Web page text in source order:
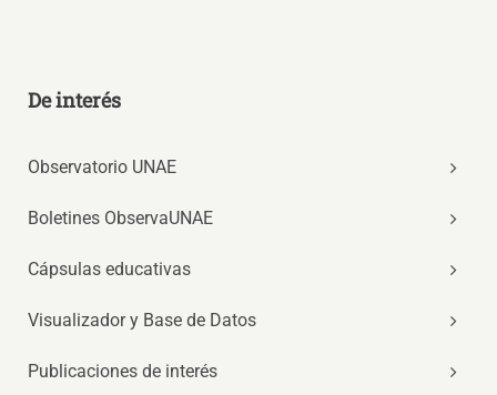
De interés
Observatorio UNAE
Boletines ObservaUNAE
Cápsulas educativas
Visualizador y Base de Datos
Publicaciones de interés